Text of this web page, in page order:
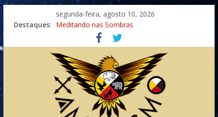
segunda-feira, agosto 10, 2026
Destaques: Meditando nas Sombras
Autosuficiência: A Jornada do Espírito Ancestral
Xamanismo Universal
Totens – Caminho Espiritual – Crescimento
Imaginação na Cura